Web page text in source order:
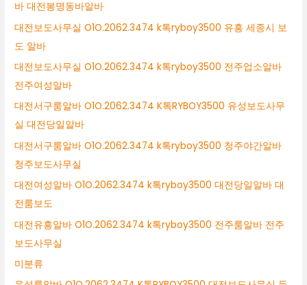
바 대전봉명동바알바
대전보도사무실 O1O.2062.3474 k톡ryboy3500 유흥 세종시 보
도 알바
대전보도사무실 O1O.2062.3474 k톡ryboy3500 전주업소알바
전주여성알바
대전서구룸알바 O1O.2062.3474 K톡RYBOY3500 유성보도사무
실 대전당일알바
대전서구룸알바 O1O.2062.3474 k톡ryboy3500 청주야간알바
청주보도사무실
대전여성알바 O1O.2062.3474 k톡ryboy3500 대전당일알바 대
전룸보도
대전유흥알바 O1O.2062.3474 k톡ryboy3500 전주룸알바 전주
보도사무실
미분류